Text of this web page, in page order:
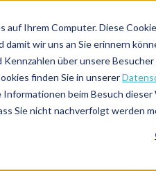
auf Ihrem Computer. Diese
damit wir uns an Sie erinnern
über unsere
finden Sie in unserer
beim Besuch
Sie nicht nachverfolgt werden
he
AG
Inside Interim - Der Blog